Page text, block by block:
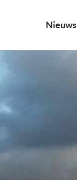
Nieuws